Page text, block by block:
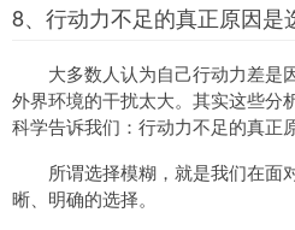
8、行动力不足的真正原因是
大多数人认为自己行动力差是
外界环境的干扰太大。其实这些分
科学告诉我们：行动力不足的真正
所谓选择模糊，就是我们在面
晰、明确的选择。